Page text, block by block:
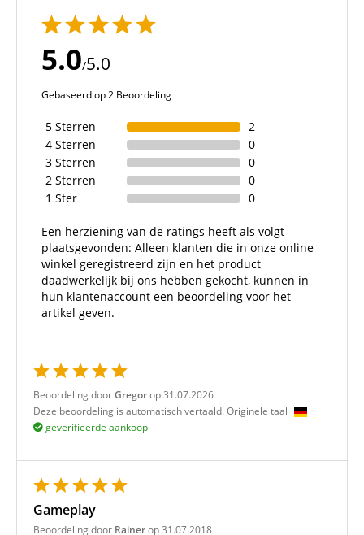
5.0/5.0
Gebaseerd op 2 Beoordeling
5 Sterren
2
4 Sterren
0
3 Sterren
0
2 Sterren
0
1 Ster
0
Een herziening van de ratings heeft als volgt
plaatsgevonden: Alleen klanten die in onze online
winkel geregistreerd zijn en het product
daadwerkelijk bij ons hebben gekocht, kunnen in
hun klantenaccount een beoordeling voor het
artikel geven.
Beoordeling doorGregorop 31.07.2026
Deze beoordeling is automatisch vertaald. Originele taal
geverifieerde aankoop
Gameplay
Beoordeling door Rainerop 31.07.2018